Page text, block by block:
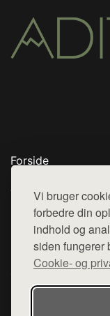
Vi bruger
forbedre din
indhold og
siden fungerer
Cookie- og
Forside
Top Rabatter
Blog
Kontakt
Denne side er en